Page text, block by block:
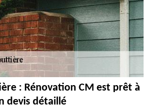
: Rénovation CM est prêt à
devis détaillé